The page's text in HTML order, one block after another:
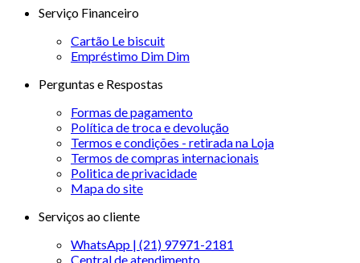
Serviço Financeiro
Cartão Le biscuit
Empréstimo Dim Dim
Perguntas e Respostas
Formas de pagamento
Política de troca e devolução
Termos e condições - retirada na Loja
Termos de compras internacionais
Politica de privacidade
Mapa do site
Serviços ao cliente
WhatsApp | (21) 97971-2181
Central de atendimento